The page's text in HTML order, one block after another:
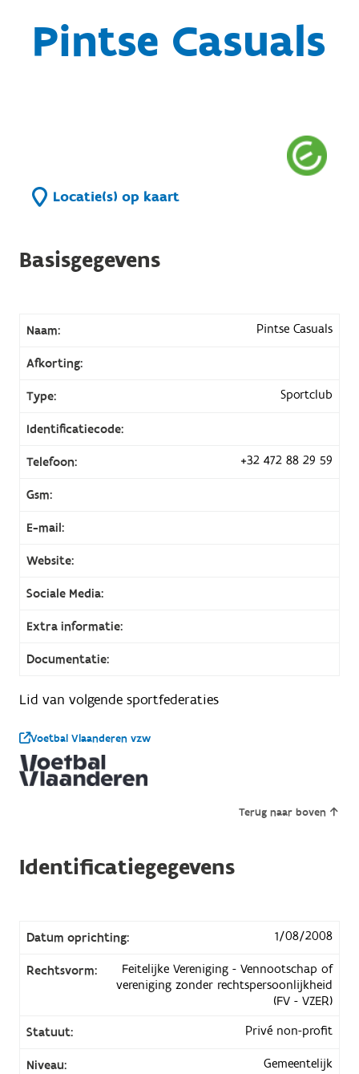
Pintse Casuals
Locatie(s) op kaart
Basisgegevens
Naam: Pintse Casuals
Afkorting:
Type: Sportclub
Identificatiecode:
Telefoon: +32 472 88 29 59
Gsm:
E-mail:
Website:
Sociale Media:
Extra informatie:
Documentatie:
Lid van volgende sportfederaties
Voetbal Vlaanderen vzw
Terug naar boven
Identificatiegegevens
Datum oprichting: 1/08/2008
Rechtsvorm:
Feitelijke Vereniging - Vennootschap of
vereniging zonder rechtspersoonlijkheid
(FV - VZER)
Statuut:
Privé non-profit
Niveau: Gemeentelijk